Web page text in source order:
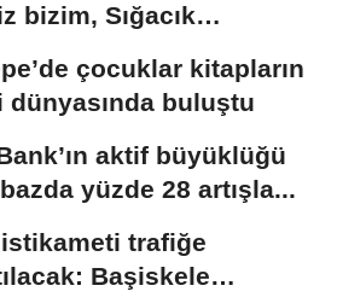
bizim, Sığacık
çocuklar kitapların
dünyasında buluştu
aktif büyüklüğü
bazda yüzde 28 artışla...
trafiğe
Başiskele